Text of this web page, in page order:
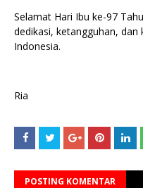
Selamat Hari Ibu ke-97
dedikasi, ketangguhan, dan
Indonesia.
Ria
POSTING KOMENTAR